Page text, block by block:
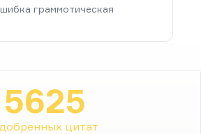
граммотическая
5625
цитат